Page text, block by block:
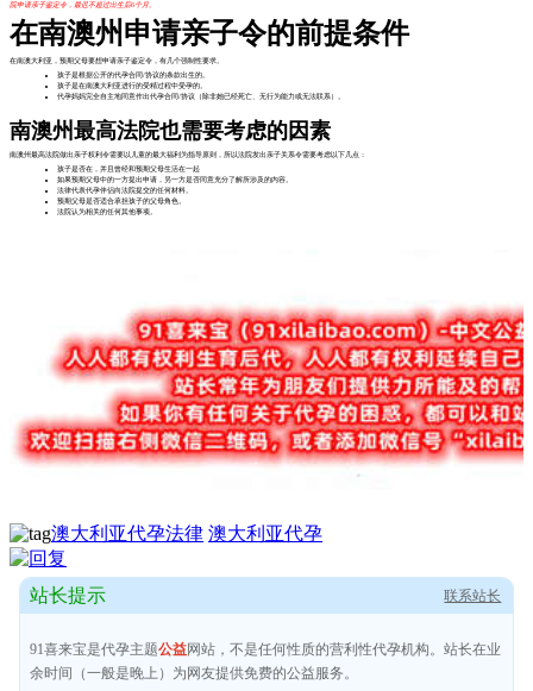
院申请亲子鉴定令，最迟不超过出生后6个月。
在南澳州申请亲子令的前提条件
在南澳大利亚，预期父母要想申请亲子鉴定令，有几个强制性要求。
孩子是根据公开的代孕合同/协议的条款出生的。
孩子是在南澳大利亚进行的受精过程中受孕的。
代孕妈妈完全自主地同意作出代孕合同/协议（除非她已经死亡、无行为能力或无法联系）。
南澳州最高法院也需要考虑的因素
南澳州最高法院做出亲子权利令需要以儿童的最大福利为指导原则，所以法院发出亲子关系令需要考虑以下几点：
孩子是否在，并且曾经和预期父母生活在一起
如果预期父母中的一方提出申请，另一方是否同意充分了解所涉及的内容。
法律代表代孕伴侣向法院提交的任何材料。
预期父母是否适合承担孩子的父母角色。
法院认为相关的任何其他事项。
澳大利亚代孕法律 澳大利亚代孕
站长提示
91喜来宝是代孕主题公益网站，不是任何性质的营利性代孕机构。站长在业
余时间（一般是晚上）为网友提供免费的公益服务。
联系站长